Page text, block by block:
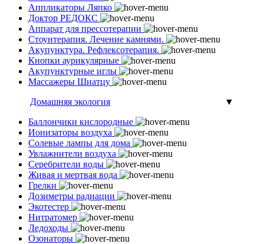
Аппликаторы Ляпко
Доктор РЕДОКС
Аппарат для прессотерапии
Стоунтерапия. Лечение камнями.
Акупунктура. Рефлексотерапия.
Кнопки аурикулярные
Акупунктурные иглы
Массажеры Шиатцу
Домашняя экология
▼
Баллончики кислородные
Ионизаторы воздуха
Солевые лампы для дома
Увлажнители воздуха
Серебрители воды
Живая и мертвая вода
Грелки
Дозиметры радиации
Экотестер
Нитратомер
Ледоходы
Озонаторы